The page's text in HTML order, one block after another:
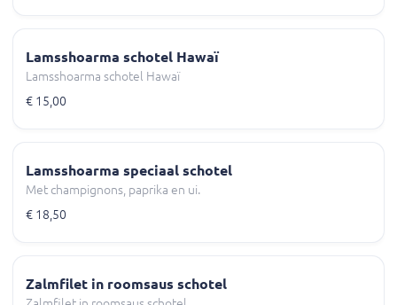
Lamsshoarma schotel Hawaï
Lamsshoarma schotel Hawaï
€ 15,00
Lamsshoarma speciaal schotel
Met champignons, paprika en ui.
€ 18,50
Zalmfilet in roomsaus schotel